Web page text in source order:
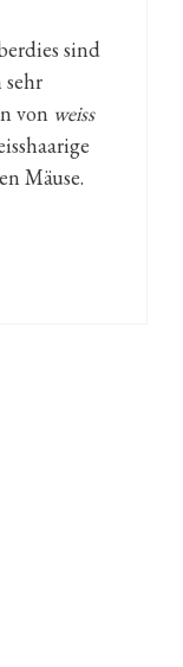
sind
sehr
von weiss
Mäuse.